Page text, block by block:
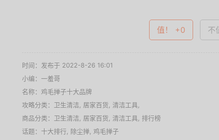
值！ +0 不
时间：发布于 2022-8-26 16:01
小编：一羞哥
名称： 鸡毛掸子十大品牌
攻略分类： 卫生清洁 居家百货 清洁工具
商品分类： 卫生清洁 居家百货 清洁工具 排行榜
话题： 十大排行 除尘掸 鸡毛掸子